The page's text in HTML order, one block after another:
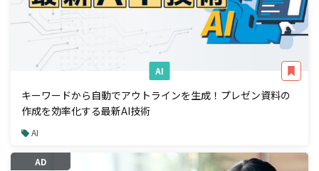
AI
キーワードから自動でアウトラインを生成！プレゼン資料の
作成を効率化する最新AI技術
AI
AD